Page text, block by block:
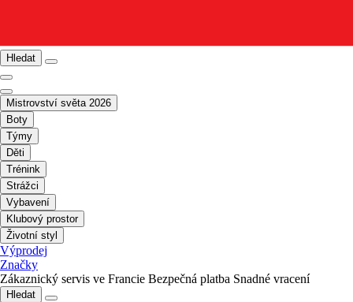
Hledat
Mistrovství světa 2026
Boty
Týmy
Děti
Trénink
Strážci
Vybavení
Klubový prostor
Životní styl
Výprodej
Značky
Zákaznický servis ve Francie Bezpečná platba Snadné vracení
Hledat